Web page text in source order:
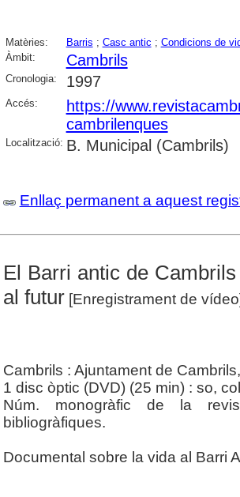
Matèries: Barris ; Casc antic ; Condicions de
Àmbit:
Cambrils
Cronologia: 1997
Accés:
https://
cambrilenques
Localització: B. Municipal (Cambrils)
Enllaç permanent a aquest
El Barri antic de
al futur[Enregistrament de
Cambrils : Ajuntament de
1 disc òptic (DVD) (25 min) : so,
Núm. monogràfic de la
bibliogràfiques.
Documental sobre la vida al Barri